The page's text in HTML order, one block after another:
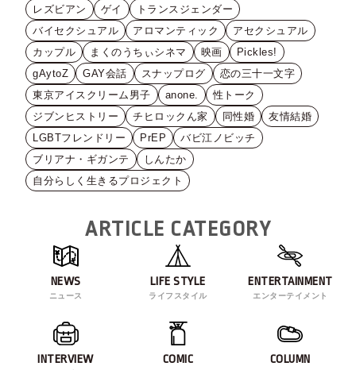
レズビアン ゲイ
トランスジェンダー
バイセクシュアル
アロマンティック
アセクシュアル
カップル
まくのうちぃシネマ 映画
Pickles!
gAytoZ
GAY会話 スナップログ
恋の三十一文字
東京アイスクリーム男子
anone.
性トーク
ジブンヒストリー
チヒロックん家 同性婚
友情結婚
LGBTフレンドリー
PrEP
バビ江ノビッチ
ブリアナ・ギガンテ
しんたか
自分らしく生きるプロジェクト
ARTICLE CATEGORY
NEWS
ニュース
LIFE STYLE
ライフスタイル
ENTERTAINMENT
エンターテイメント
INTERVIEW COMIC COLUMN